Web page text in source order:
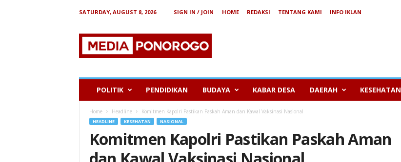
SATURDAY, AUGUST 8, 2026 SIGN IN / JOIN HOME REDAKSI TENTANG KAMI
INFO IKLAN
e
POLITIK PENDIDIKAN BUDAYA KABAR DESA DAERAH KESEHATAN
Home Headline Komitmen Kapolri Pastikan Paskah Aman dan Kawal Vaksinasi Nasional
HEADLINE KESEHATAN NASIONAL
Komitmen Kapolri Pastikan Paskah Aman